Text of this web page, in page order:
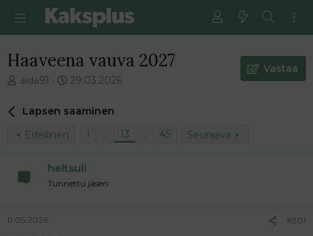
Haaveena vauva 2027
V
e
t
e
t
n
aida91
E
s
i
n
29.03.2026
Vastaa
Lapsen saaminen
Edellinen
1 … 13 … 45 Seuraava
heltsuli
Tunnettu jäsen
11.05.2026 #301